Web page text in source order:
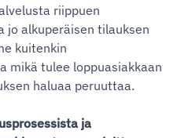
riippuen
jo alkuperäisen tilauksen
kuitenkin
mikä tulee loppuasiakkaan
haluaa peruuttaa.
ja